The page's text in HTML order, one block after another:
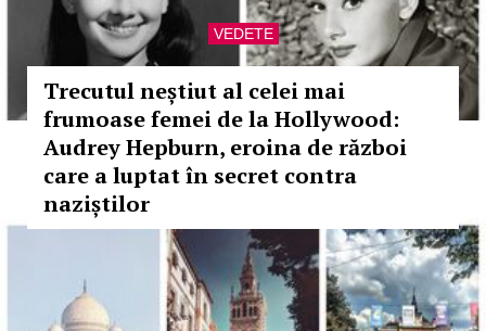
VEDETE
Trecutul neștiut al celei mai
frumoase femei de la Hollywood:
Audrey Hepburn, eroina de război
care a luptat în secret contra
naziștilor